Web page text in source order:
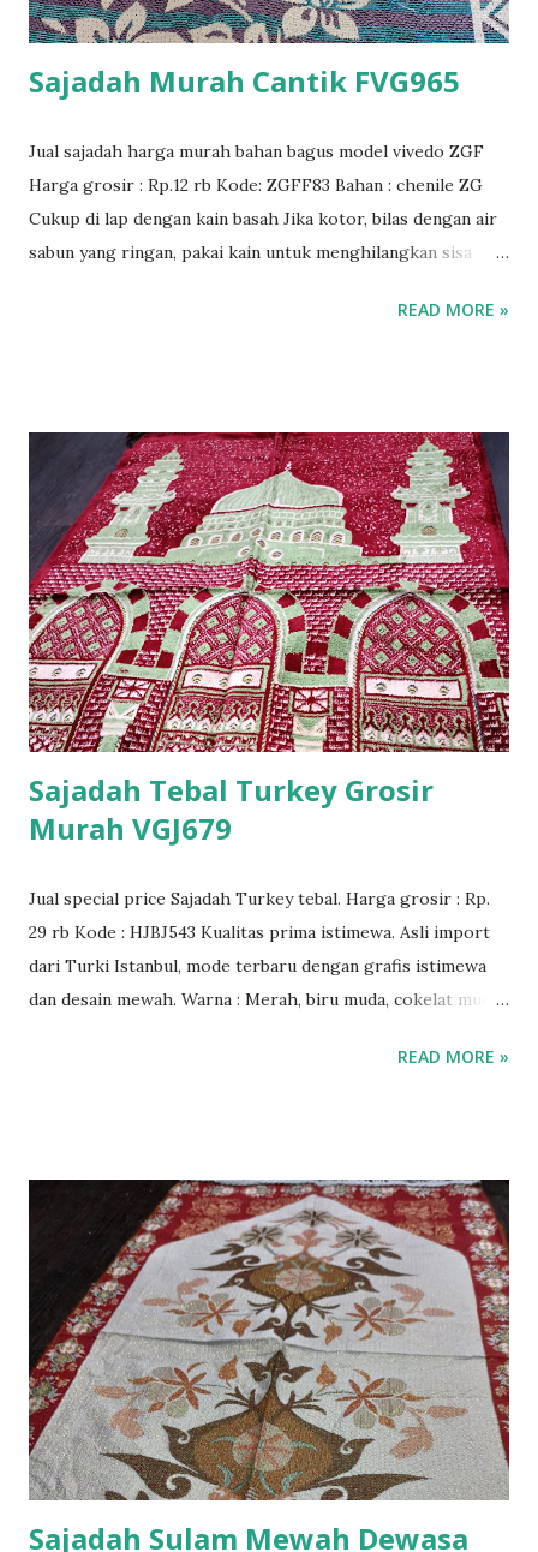
Sajadah Murah Cantik FVG965
Jual sajadah harga murah bahan bagus model vivedo ZGF
Harga grosir : Rp.12 rb Kode: ZGFF83 Bahan : chenile ZG
Cukup di lap dengan kain basah Jika kotor, bilas dengan air
sabun yang ringan, pakai kain untuk menghilangkan sisa
sajadah supaya kering, Hindari jemur langsung dibawah
READ MORE »
Sajadah Tebal Turkey Grosir
Murah VGJ679
Jual special price Sajadah Turkey tebal. Harga grosir : Rp.
29 rb Kode : HJBJ543 Kualitas prima istimewa. Asli import
dari Turki Istanbul, mode terbaru dengan grafis istimewa
dan desain mewah. Warna : Merah, biru muda, cokelat muda,
READ MORE »
Sajadah Sulam Mewah Dewasa